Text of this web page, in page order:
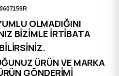
OLMADIĞINI
BİZİMLE İRTİBATA
ÜRÜN VE MARKA
GÖNDERİMİ